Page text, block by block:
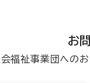
お
福祉事業団への